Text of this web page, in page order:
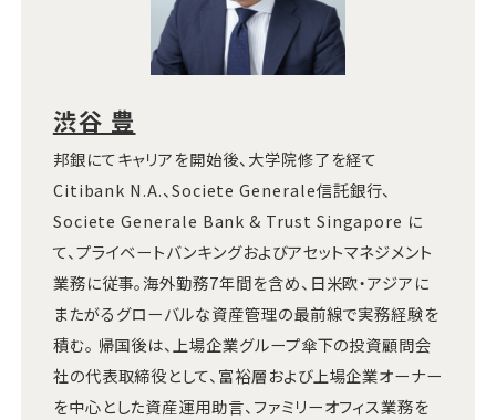
渋谷 豊
邦銀にてキャリアを開始後、大学院修了を経て
Citibank N.A.、Societe Generale信託銀行、
Societe Generale Bank & Trust Singapore に
て、プライベートバンキングおよびアセットマネジメント
業務に従事。海外勤務7年間を含め、日米欧・アジアに
またがるグローバルな資産管理の最前線で実務経験を
積む。 帰国後は、上場企業グループ傘下の投資顧問会
社の代表取締役として、富裕層および上場企業オーナー
を中心とした資産運用助言、ファミリーオフィス業務を